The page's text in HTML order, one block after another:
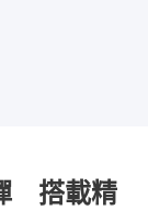
搭載精